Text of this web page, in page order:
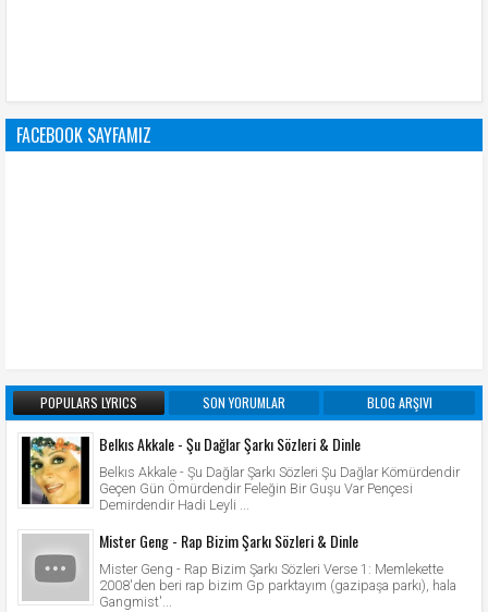
FACEBOOK SAYFAMIZ
POPULARS LYRICS SON YORUMLAR BLOG ARŞIVI
Belkıs Akkale - Şu Dağlar Şarkı Sözleri & Dinle
Belkıs Akkale - Şu Dağlar Şarkı Sözleri Şu Dağlar Kömürdendir
Geçen Gün Ömürdendir Feleğin Bir Guşu Var Pençesi
Demirdendir Hadi Leyli ...
Mister Geng - Rap Bizim Şarkı Sözleri & Dinle
Mister Geng - Rap Bizim Şarkı Sözleri Verse 1: Memlekette
2008'den beri rap bizim Gp parktayım (gazipaşa parkı), hala
Gangmist'...